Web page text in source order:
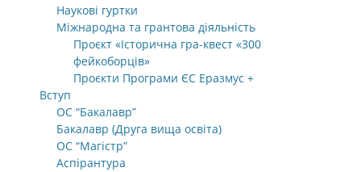
Наукові гуртки
Міжнародна та грантова діяльність
Проєкт «Історична гра-квест «300
фейкоборців»
Проєкти Програми ЄС Еразмус +
Вступ
ОС “Бакалавр”
Бакалавр (Друга вища освіта)
ОС “Магістр”
Аспірантура